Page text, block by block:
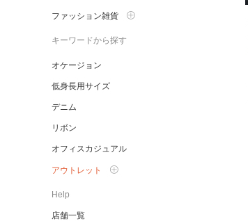
ファッション雑貨
キーワードから探す
オケージョン
低身長用サイズ
デニム
リボン
オフィスカジュアル
アウトレット
Help
店舗一覧